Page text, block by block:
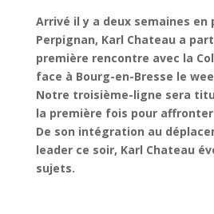
Arrivé il y a deux semaines en
Perpignan, Karl Chateau a
première rencontre avec la
face à Bourg-en-Bresse le
Notre troisième-ligne sera
la première fois pour
De son intégration au
leader ce soir, Karl Chateau
sujets.